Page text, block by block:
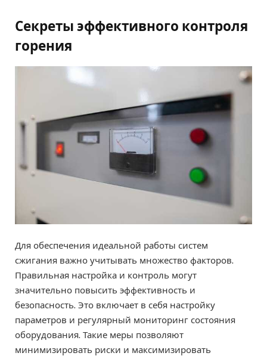
Секреты эффективного контроля
горения
Для обеспечения идеальной работы систем
сжигания важно учитывать множество факторов.
Правильная настройка и контроль могут
значительно повысить эффективность и
безопасность. Это включает в себя настройку
параметров и регулярный мониторинг состояния
оборудования. Такие меры позволяют
минимизировать риски и максимизировать